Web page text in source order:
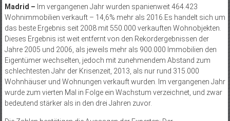
Madrid – Im vergangenen Jahr wurden spanienweit 464.423
Wohnimmobilien verkauft – 14,6% mehr als 2016.Es handelt sich um
das beste Ergebnis seit 2008 mit 550.000 verkauften Wohnobjekten.
Dieses Ergebnis ist weit entfernt von den Rekordergebnissen der
Jahre 2005 und 2006, als jeweils mehr als 900.000 Immobilien den
Eigentümer wechselten, jedoch mit zunehmendem Abstand zum
schlechtesten Jahr der Krisenzeit, 2013, als nur rund 315.000
Wohnhäuser und Wohnungen verkauft wurden. Im vergangenen Jahr
wurde zum vierten Mal in Folge ein Wachstum verzeichnet, und zwar
bedeutend stärker als in den drei Jahren zuvor.